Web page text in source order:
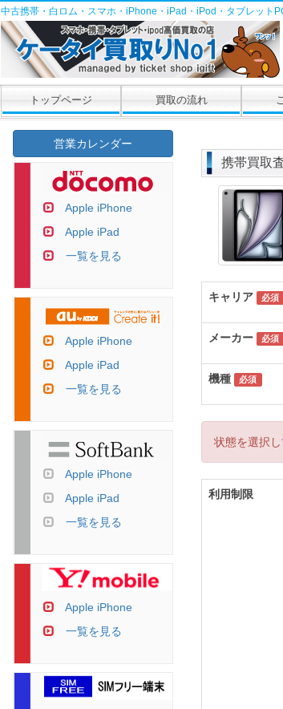
中古携帯・白ロム・スマホ・iPhone・iPad・iPod・タブレット
トップページ 買取の流れ
携帯買取
キャリア 必須
メーカー 必須
機種 必須
状態を選択し
利用制限
営業カレンダー
Apple iPhone
Apple iPad
一覧を見る
Apple iPhone
Apple iPad
一覧を見る
Apple iPhone
Apple iPad
一覧を見る
Apple iPhone
一覧を見る